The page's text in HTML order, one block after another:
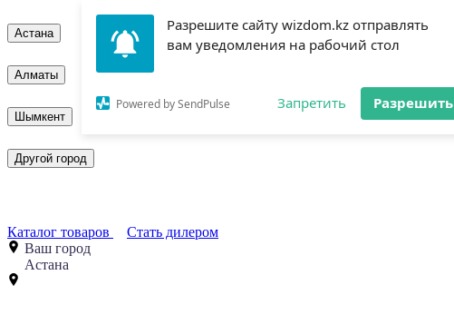
Разрешите сайту wizdom.kz отправлять
вам уведомления на рабочий стол
Powered by SendPulse Запретить Разрешить
Астана
Алматы
Шымкент
Другой город
Каталог товаров
Стать дилером
Ваш город
Астана